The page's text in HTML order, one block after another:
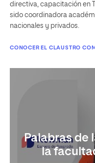
directiva, capacitación en
sido coordinadora
nacionales y privados.
CONOCER EL CLAUSTRO
Palabras de
la